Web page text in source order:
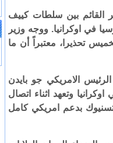
القائم بين سلطات كييف
في اوكرانيا. ووجه وزير
تحذيرا، معتبراً أن ما
الامريكي جو بايدن
وتعهد اثناء اتصال
بدعم امريكي كامل